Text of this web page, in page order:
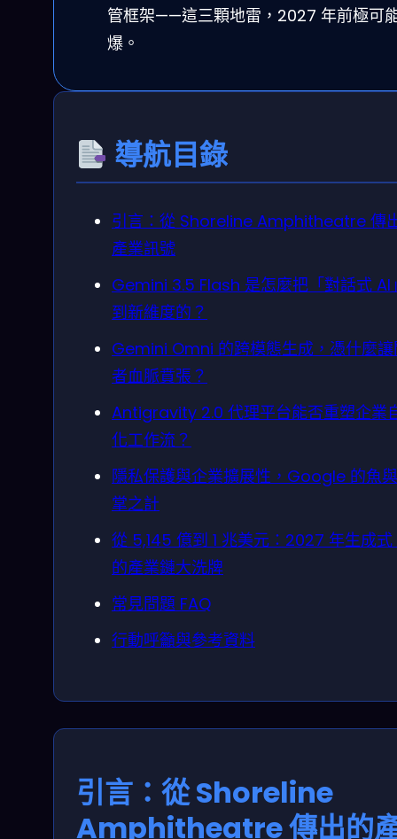
管框架——這三顆地雷，2027 年前極可
爆。
導航目錄
引言：從 Shoreline Amphitheatre 傳
產業訊號
Gemini 3.5 Flash 是怎麼把「對話式 AI
到新維度的？
Gemini Omni 的跨模態生成，憑什麼讓
者血脈賁張？
Antigravity 2.0 代理平台能否重塑企業
化工作流？
隱私保護與企業擴展性，Google 的魚
掌之計
從 5,145 億到 1 兆美元：2027 年生成式
的產業鏈大洗牌
常見問題 FAQ
行動呼籲與參考資料
引言：從 Shoreline
Amphitheatre 傳出的